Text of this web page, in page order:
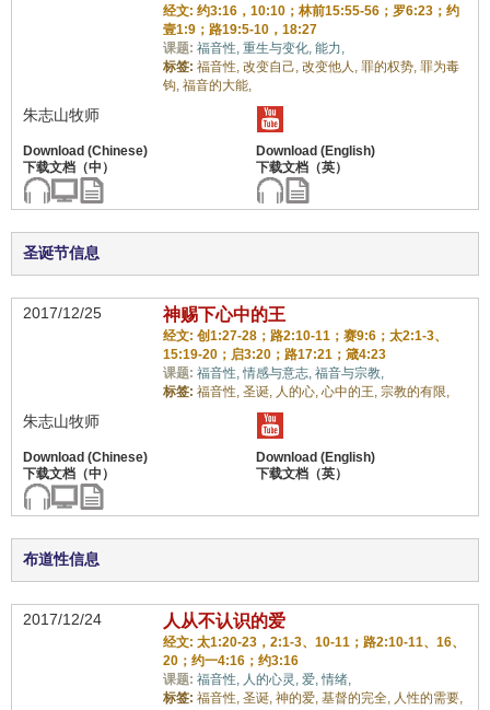
经文: 约3:16，10:10；林前15:55-56；罗6:23；约
壹1:9；路19:5-10，18:27
课题: 福音性, 重生与变化, 能力,
标签: 福音性, 改变自己, 改变他人, 罪的权势, 罪为毒
钩, 福音的大能,
朱志山牧师
圣诞节信息
2017/12/25 神赐下心中的王
经文: 创1:27-28；路2:10-11；赛9:6；太2:1-3、
15:19-20；启3:20；路17:21；箴4:23
课题: 福音性,情感与意志, 福音与宗教,
标签: 福音性, 圣诞, 人的心, 心中的王, 宗教的有限,
朱志山牧师
布道性信息
2017/12/24 人从不认识的爱
经文: 太1:20-23，2:1-3、10-11；路2:10-11、16、
20；约一4:16；约3:16
课题: 福音性, 人的心灵, 爱,情绪,
标签: 福音性, 圣诞, 神的爱, 基督的完全, 人性的需要,